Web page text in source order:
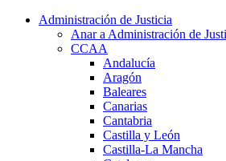
Administración de Justicia
Anar a Administración de
CCAA
Andalucía
Aragón
Baleares
Canarias
Cantabria
Castilla y León
Castilla-La Mancha